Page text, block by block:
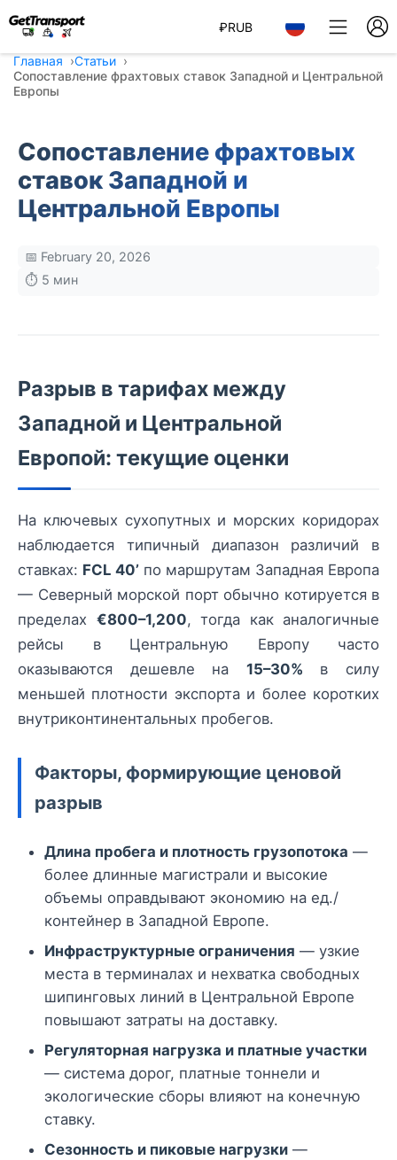
₽RUB
Главная
Статьи
Сопоставление фрахтовых ставок Западной и Центральной
Европы
Сопоставление фрахтовых
ставок Западной и
Центральной Европы
📅 February 20, 2026
⏱️ 5 мин
Разрыв в тарифах между
Западной и Центральной
Европой: текущие оценки
На ключевых сухопутных и морских коридорах
наблюдается типичный диапазон различий в
ставках: FCL 40’ по маршрутам Западная Европа
— Северный морской порт обычно котируется в
пределах €800–1,200, тогда как аналогичные
рейсы в Центральную Европу часто
оказываются дешевле на 15–30% в силу
меньшей плотности экспорта и более коротких
внутриконтинентальных пробегов.
Факторы, формирующие ценовой
разрыв
Длина пробега и плотность грузопотока —
более длинные магистрали и высокие
объемы оправдывают экономию на ед./
контейнер в Западной Европе.
Инфраструктурные ограничения — узкие
места в терминалах и нехватка свободных
шипинговых линий в Центральной Европе
повышают затраты на доставку.
Регуляторная нагрузка и платные участки
— система дорог, платные тоннели и
экологические сборы влияют на конечную
ставку.
Сезонность и пиковые нагрузки —